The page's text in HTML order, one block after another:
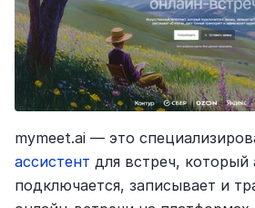
mymeet.ai — это
ассистент для встреч, который
подключается, записывает и